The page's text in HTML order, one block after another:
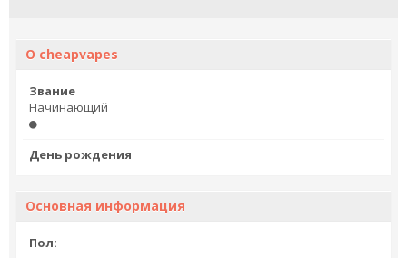
О cheapvapes
Звание
Начинающий
День рождения
Основная информация
Пол: